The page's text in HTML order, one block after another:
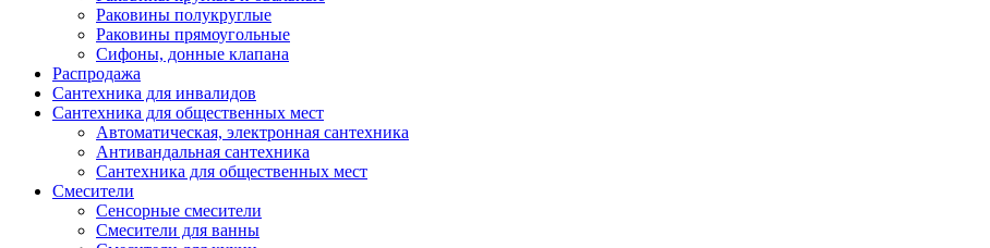
Раковины полукруглые
Раковины прямоугольные
Сифоны, донные клапана
Распродажа
Сантехника для инвалидов
Сантехника для общественных мест
Автоматическая, электронная сантехника
Антивандальная сантехника
Сантехника для общественных мест
Смесители
Сенсорные смесители
Смесители для ванны